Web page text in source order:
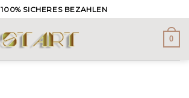
100% SICHERES BEZAHLEN
0